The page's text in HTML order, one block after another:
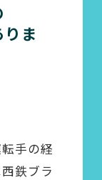
ま
手の経
鉄ブラ